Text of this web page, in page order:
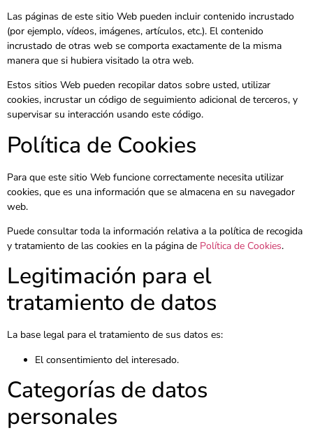
Las páginas de este sitio Web pueden incluir contenido incrustado
(por ejemplo, vídeos, imágenes, artículos, etc.). El contenido
incrustado de otras web se comporta exactamente de la misma
manera que si hubiera visitado la otra web.
Estos sitios Web pueden recopilar datos sobre usted, utilizar
cookies, incrustar un código de seguimiento adicional de terceros, y
supervisar su interacción usando este código.
Política de Cookies
Para que este sitio Web funcione correctamente necesita utilizar
cookies, que es una información que se almacena en su navegador
web.
Puede consultar toda la información relativa a la política de recogida
y tratamiento de las cookies en la página de Política de Cookies.
Legitimación para el
tratamiento de datos
La base legal para el tratamiento de sus datos es:
El consentimiento del interesado.
Categorías de datos
personales